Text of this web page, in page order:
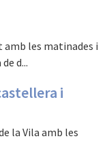
amb les matinades i
d...
i
la Vila amb les